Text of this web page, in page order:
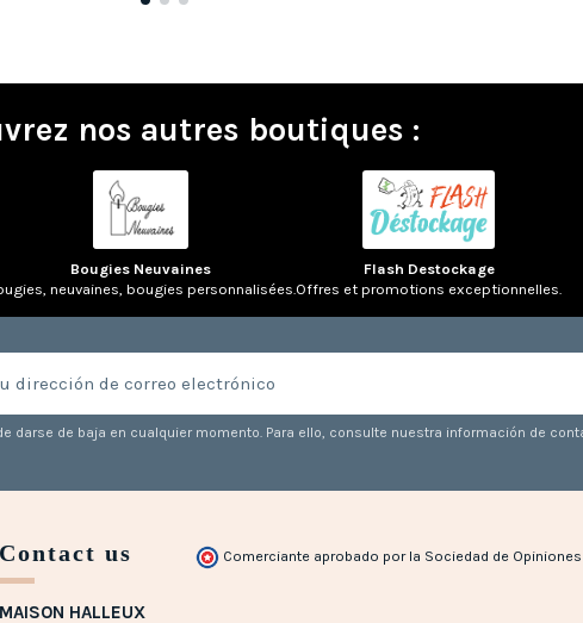
nos autres boutiques :
Bougies Neuvaines
neuvaines, bougies personnalisées.
Flash Destockage
Offres et promotions exceptionnelles.
darse de baja en cualquier momento. Para ello, consulte nuestra información de
Contact us
MAISON HALLEUX
Comerciante aprobado por la Sociedad de